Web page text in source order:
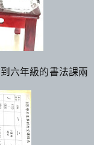
六年級的書法課兩